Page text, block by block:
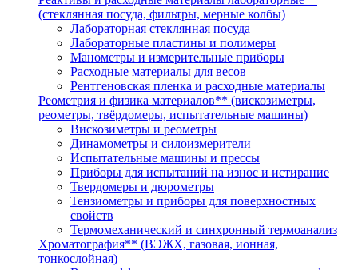
(стеклянная посуда, фильтры, мерные колбы)
Лабораторная стеклянная посуда
Лабораторные пластины и полимеры
Манометры и измерительные приборы
Расходные материалы для весов
Рентгеновская пленка и расходные материалы
Реометрия и физика материалов** (вискозиметры,
реометры, твёрдомеры, испытательные машины)
Вискозиметры и реометры
Динамометры и силоизмерители
Испытательные машины и прессы
Приборы для испытаний на износ и истирание
Твердомеры и дюрометры
Тензиометры и приборы для поверхностных
свойств
Термомеханический и синхронный термоанализ
Хроматография** (ВЭЖХ, газовая, ионная,
тонкослойная)